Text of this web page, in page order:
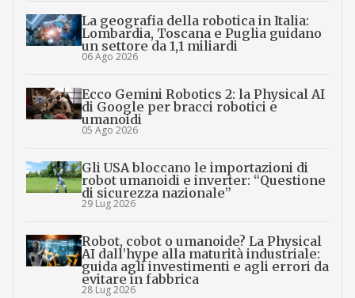
La geografia della robotica in Italia:
Lombardia, Toscana e Puglia guidano
un settore da 1,1 miliardi
06 Ago 2026
Ecco Gemini Robotics 2: la Physical AI
di Google per bracci robotici e
umanoidi
05 Ago 2026
Gli USA bloccano le importazioni di
robot umanoidi e inverter: “Questione
di sicurezza nazionale”
29 Lug 2026
Robot, cobot o umanoide? La Physical
AI dall’hype alla maturità industriale:
guida agli investimenti e agli errori da
evitare in fabbrica
28 Lug 2026